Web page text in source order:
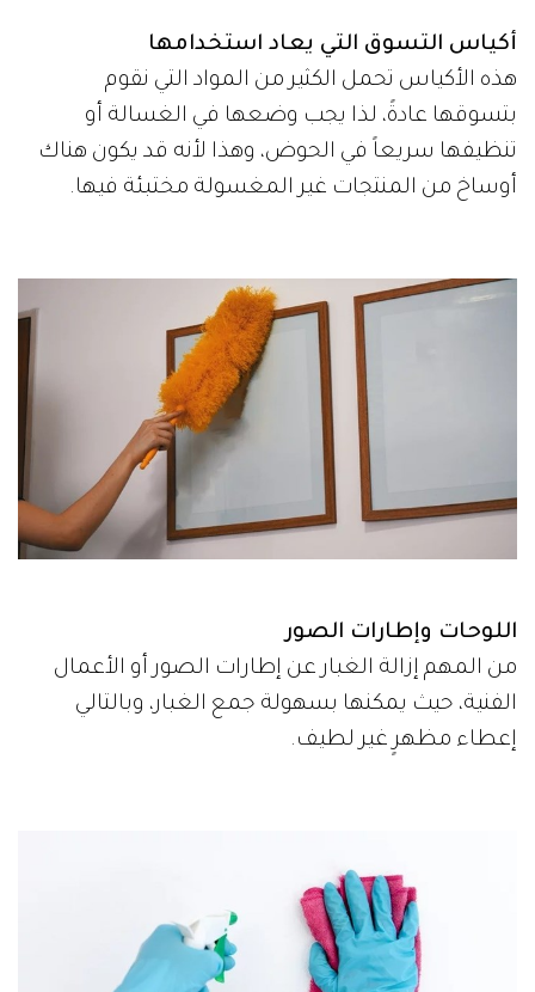
أكياس التسوق التي يعاد استخدامها
هذه الأكياس تحمل الكثير من المواد التي نقوم
بتسوقها عادةً، لذا يجب وضعها في الغسالة أو
تنظيفها سريعاً في الحوض، وهذا لأنه قد يكون هناك
أوساخ من المنتجات غير المغسولة مختبئة فيها.
اللوحات وإطارات الصور
من المهم إزالة الغبار عن إطارات الصور أو الأعمال
الفنية، حيث يمكنها بسهولة جمع الغبار، وبالتالي
إعطاء مظهرٍ غير لطيف.